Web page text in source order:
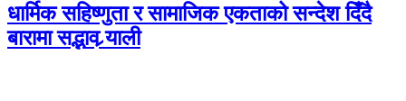
धार्मिक सहिष्णुता र सामाजिक एकताको सन्देश दिँदै
बारामा सद्भाव र्‍याली